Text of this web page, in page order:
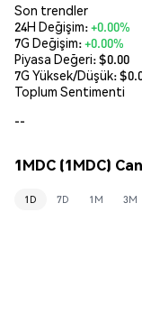
Son trendler
24H Değişim:+0.00%
7G Değişim:+0.00%
Piyasa Değeri:$0.00
7G Yüksek/Düşük: $
Toplum Sentimenti
--
1MDC (1MDC)
1D 7D 1M 3M